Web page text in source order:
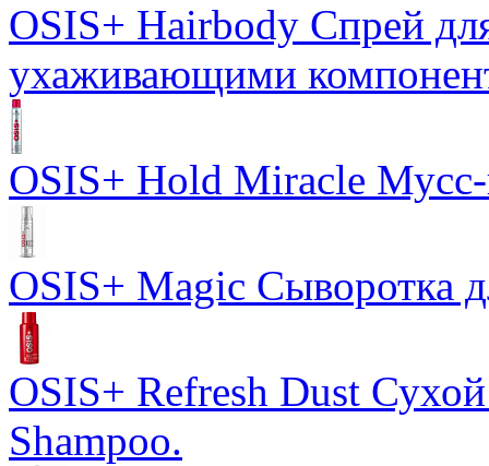
OSIS+ Hairbody Спрей
ухаживающими
OSIS+ Hold Miracle
OSIS+ Magic Сыворотка
OSIS+ Refresh Dust
Shampoo.